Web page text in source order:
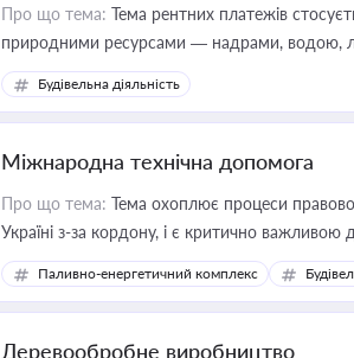
Про що тема: Тема рентних платежів
природними ресурсами — надрами, водою,
Будівельна діяльність
Міжнародна технічна допомога
Про що тема: Тема охоплює процеси
Україні з-за кордону, і є критично
інфраструктурних проєктів
Паливно-енергетичний комплекс
Деревообробне виробництво